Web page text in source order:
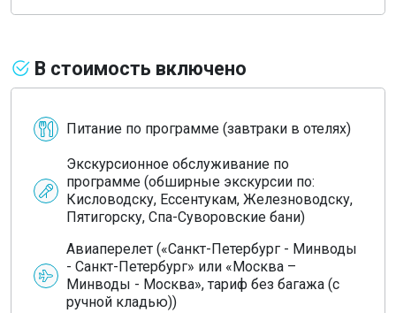
В стоимость включено
Питание по программе (завтраки в отелях)
Экскурсионное обслуживание по
программе (обширные экскурсии по:
Кисловодску, Ессентукам, Железноводску,
Пятигорску, Спа-Суворовские бани)
Авиаперелет («Санкт-Петербург - Минводы
- Санкт-Петербург» или «Москва –
Минводы - Москва», тариф без багажа (с
ручной кладью))